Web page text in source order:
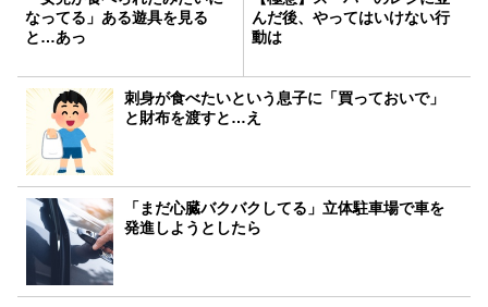
なってる」ある遊具を見る
と…あっ
んだ後、やってはいけない行
動は
刺身が食べたいという息子に「買っておいで」
と財布を渡すと…え
「まだ心臓バクバクしてる」立体駐車場で車を
発進しようとしたら